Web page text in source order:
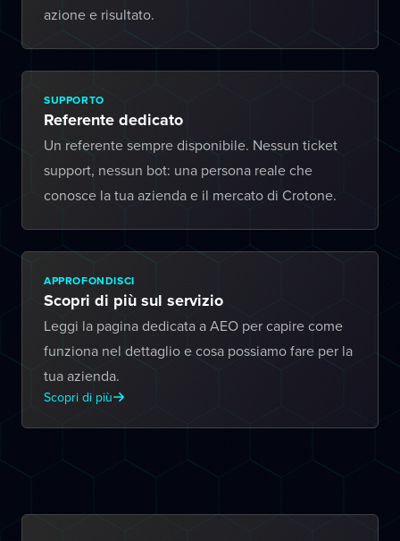
azione e risultato.
SUPPORTO
Referente dedicato
Un referente sempre disponibile. Nessun ticket
support, nessun bot: una persona reale che
conosce la tua azienda e il mercato di Crotone.
APPROFONDISCI
Scopri di più sul servizio
Leggi la pagina dedicata a AEO per capire come
funziona nel dettaglio e cosa possiamo fare per la
tua azienda.
Scopri di più